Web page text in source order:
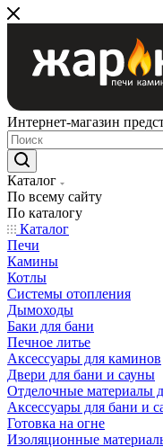
Интернет-магазин
Каталог
По всему сайту
По каталогу
Каталог
Печи
Камины
Котлы
Системы отопления
Дымоходы
Баки для бани
Печное литье
Аксессуары для каминов
Двери для бани и сауны
Отделочные материалы
Аксессуары для бани и
Готовка на огне
Изоляционные